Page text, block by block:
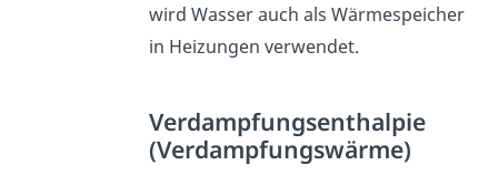
wird Wasser auch als Wärmespeicher
in Heizungen verwendet.
Verdampfungsenthalpie
(Verdampfungswärme)